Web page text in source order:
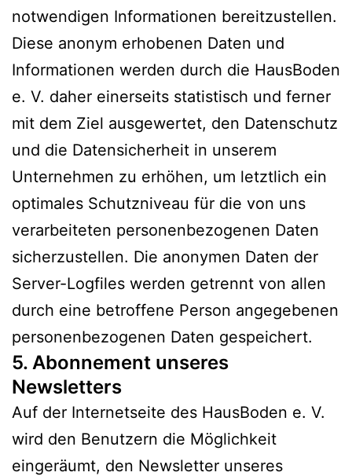
notwendigen Informationen bereitzustellen.
Diese anonym erhobenen Daten und
Informationen werden durch die HausBoden
e. V. daher einerseits statistisch und ferner
mit dem Ziel ausgewertet, den Datenschutz
und die Datensicherheit in unserem
Unternehmen zu erhöhen, um letztlich ein
optimales Schutzniveau für die von uns
verarbeiteten personenbezogenen Daten
sicherzustellen. Die anonymen Daten der
Server-Logfiles werden getrennt von allen
durch eine betroffene Person angegebenen
personenbezogenen Daten gespeichert.
5. Abonnement unseres
Newsletters
Auf der Internetseite des HausBoden e. V.
wird den Benutzern die Möglichkeit
eingeräumt, den Newsletter unseres